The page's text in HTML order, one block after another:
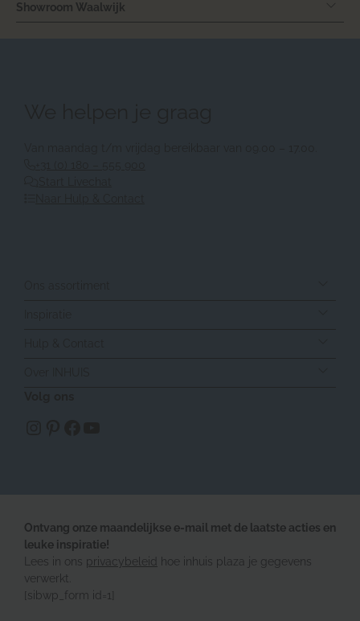
Showroom Waalwijk
Ontvang onze maandelijkse e-mail met de laatste acties en
leuke inspiratie!
Lees in ons privacybeleid
hoe inhuis plaza je gegevens
verwerkt.
[sibwp_form id=1]